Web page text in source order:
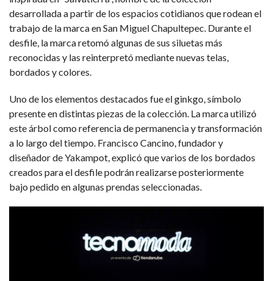
desarrollada a partir de los espacios cotidianos que rodean el
trabajo de la marca en San Miguel Chapultepec. Durante el
desfile, la marca retomó algunas de sus siluetas más
reconocidas y las reinterpretó mediante nuevas telas,
bordados y colores.
Uno de los elementos destacados fue el ginkgo, símbolo
presente en distintas piezas de la colección. La marca utilizó
este árbol como referencia de permanencia y transformación
a lo largo del tiempo. Francisco Cancino, fundador y
diseñador de Yakampot, explicó que varios de los bordados
creados para el desfile podrán realizarse posteriormente
bajo pedido en algunas prendas seleccionadas.